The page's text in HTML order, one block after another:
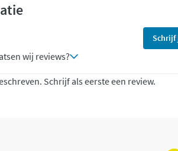
Schrijf
wij reviews?
Schrijf als eerste een review.